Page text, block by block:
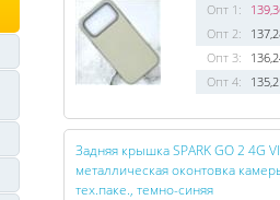
Опт 1:
Опт 2:
Опт 3:
Опт 4:
Задняя крышка SPARK GO 2 4G
металлическая оконтовка
тех.паке., темно-синяя